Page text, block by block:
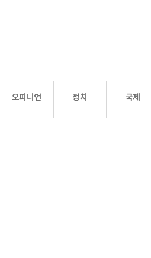
오피니언 정치 국제